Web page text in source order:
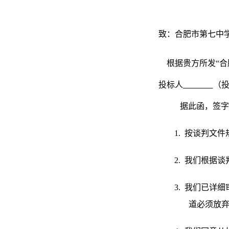
致：合肥市第七中
根据贵方所发“
投标人 （
据此函，签
1. 按谈判文件
2. 我们根据谈
3. 我们已详细
道必须放